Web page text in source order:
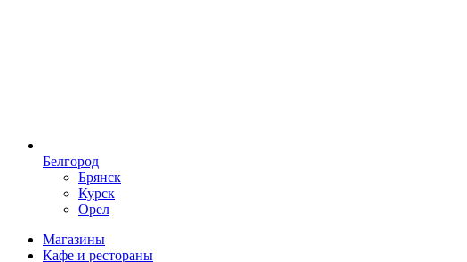
Белгород
Брянск
Курск
Орел
Магазины
Кафе и рестораны